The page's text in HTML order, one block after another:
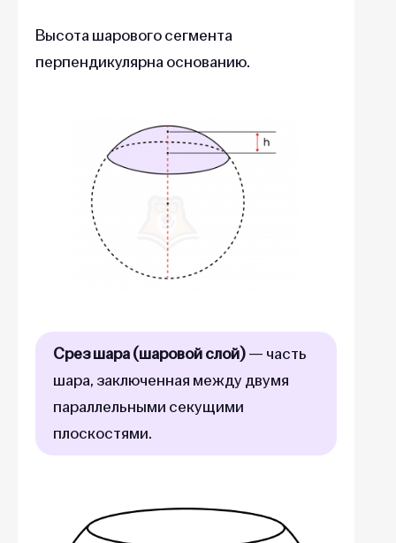
Высота шарового сегмента
перпендикулярна основанию.
Срез шара (шаровой слой)— часть
шара, заключенная между двумя
параллельными секущими
плоскостями.